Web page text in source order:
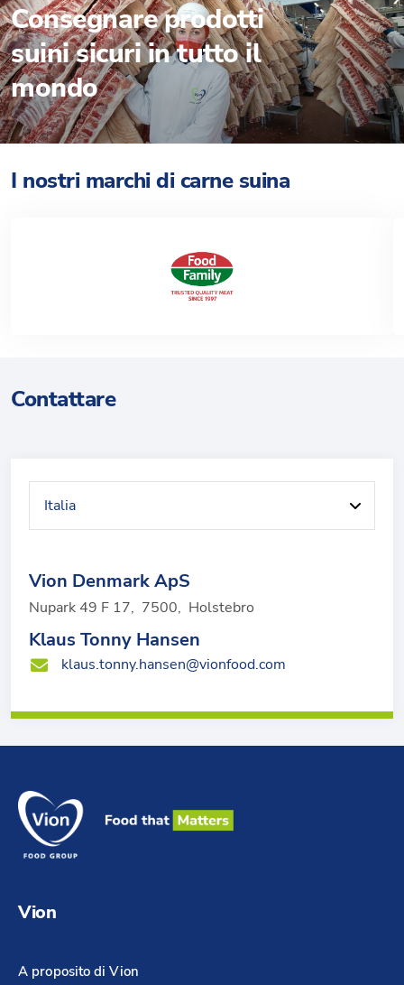
Consegnare prodotti
suini sicuri in tutto il
mondo
I nostri marchi di carne suina
Contattare
Vion Denmark ApS
Nupark 49 F 17, 7500, Holstebro
Klaus Tonny Hansen
klaus.tonny.hansen@vionfood.com
Vion
A proposito di Vion